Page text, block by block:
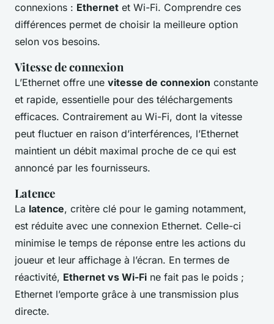
connexions : Ethernet et Wi-Fi. Comprendre ces
différences permet de choisir la meilleure option
selon vos besoins.
Vitesse de connexion
L’Ethernet offre une vitesse de connexion constante
et rapide, essentielle pour des téléchargements
efficaces. Contrairement au Wi-Fi, dont la vitesse
peut fluctuer en raison d’interférences, l’Ethernet
maintient un débit maximal proche de ce qui est
annoncé par les fournisseurs.
Latence
La latence, critère clé pour le gaming notamment,
est réduite avec une connexion Ethernet. Celle-ci
minimise le temps de réponse entre les actions du
joueur et leur affichage à l’écran. En termes de
réactivité, Ethernet vs Wi-Fi ne fait pas le poids ;
Ethernet l’emporte grâce à une transmission plus
directe.